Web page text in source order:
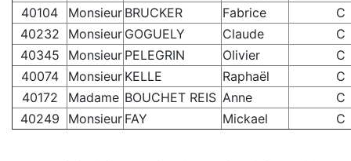
40104
Monsieur BRUCKER Fabrice
C
40232
Monsieur GOGUELY Claude
C
40345
Monsieur PELEGRIN Olivier
C
40074
Monsieur KELLE Raphaël
C
40172
Madame BOUCHET REIS Anne
C
40249
Monsieur FAY Mickael C